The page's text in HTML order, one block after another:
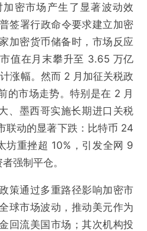
密市场产生了显著波动效
签署行政命令要求建立加密
加密货币储备时，市场反应
值在月末攀升至 3.65 万亿
涨幅。然而 2 月加征关税政
的市场走势。特别是在 2 月
、墨西哥实施长期进口关税
联动的显著下跌：比特币 24
坊重挫超 10%，引发全网 9
强制平仓。
策通过多重路径影响加密市
球市场波动，推动美元作为
回流美国市场；其次机构投